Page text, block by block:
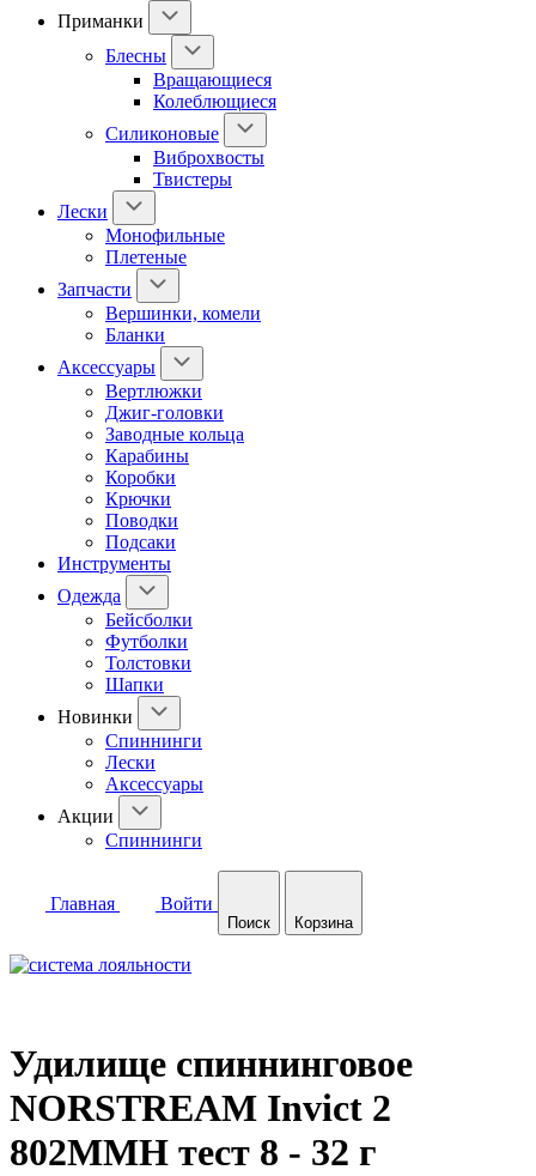
Приманки
Блесны
Вращающиеся
Колеблющиеся
Силиконовые
Виброхвосты
Твистеры
Лески
Монофильные
Плетеные
Запчасти
Вершинки, комели
Бланки
Аксессуары
Вертлюжки
Джиг-головки
Заводные кольца
Карабины
Коробки
Крючки
Поводки
Подсаки
Инструменты
Одежда
Бейсболки
Футболки
Толстовки
Шапки
Новинки
Спиннинги
Лески
Аксессуары
Акции
Спиннинги
Главная Войти
Поиск Корзина
Удилище спиннинговое
NORSTREAM Invict 2
802MMH тест 8 - 32 г